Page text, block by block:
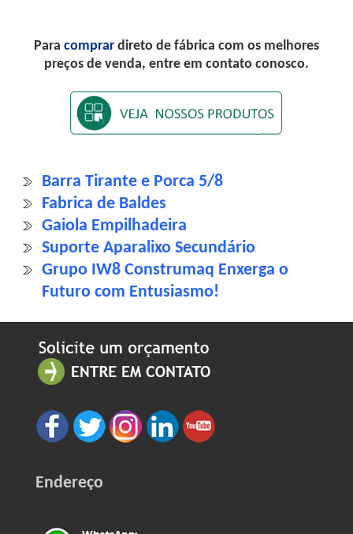
Para comprar direto de fábrica com os melhores
preços de venda, entre em contato conosco.
Barra Tirante e Porca 5/8
Fabrica de Baldes
Gaiola Empilhadeira
Suporte Aparalixo Secundário
Grupo IW8 Construmaq Enxerga o
Futuro com Entusiasmo!
Endereço